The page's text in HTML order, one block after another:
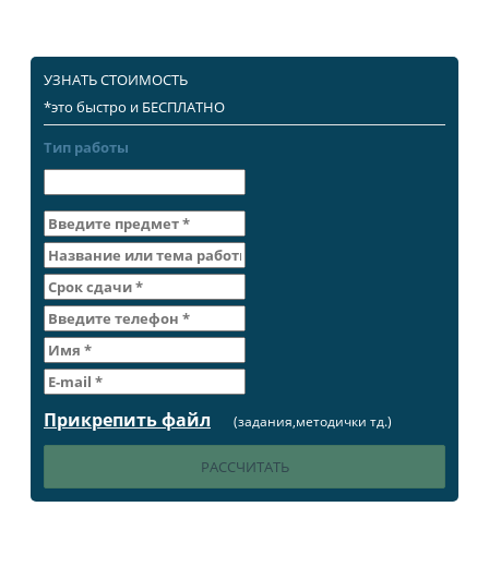
УЗНАТЬ СТОИМОСТЬ
*это быстро и БЕСПЛАТНО
Тип работы
Прикрепить файл (задания,методички тд.)